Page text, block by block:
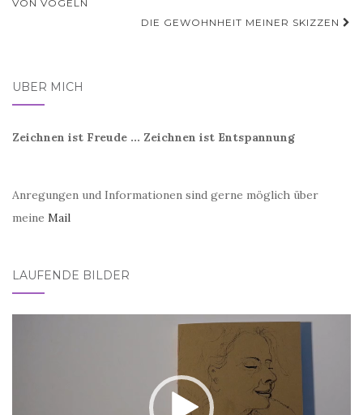
VON VÖGELN
DIE GEWOHNHEIT MEINER SKIZZEN
ÜBER MICH
Zeichnen ist Freude ... Zeichnen ist Entspannung
Anregungen und Informationen sind gerne möglich über
meine Mail
LAUFENDE BILDER